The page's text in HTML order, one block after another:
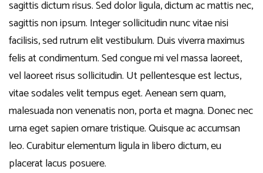
sagittis dictum risus. Sed dolor ligula, dictum ac mattis nec,
sagittis non ipsum. Integer sollicitudin nunc vitae nisi
facilisis, sed rutrum elit vestibulum. Duis viverra maximus
felis at condimentum. Sed congue mi vel massa laoreet,
vel laoreet risus sollicitudin. Ut pellentesque est lectus,
vitae sodales velit tempus eget. Aenean sem quam,
malesuada non venenatis non, porta et magna. Donec nec
urna eget sapien ornare tristique. Quisque ac accumsan
leo. Curabitur elementum ligula in libero dictum, eu
placerat lacus posuere.